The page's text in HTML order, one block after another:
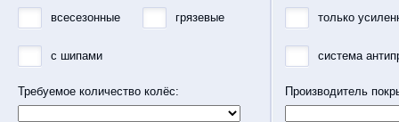
всесезонные грязевые
с шипами
Требуемое количество колёс:
только
система
Производитель